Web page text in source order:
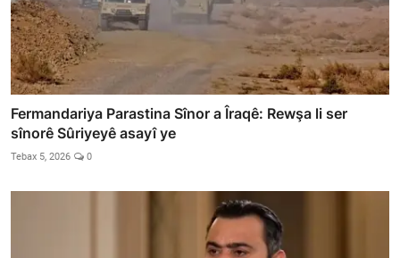
Fermandariya Parastina Sînor a Îraqê: Rewşa li ser
sînorê Sûriyeyê asayî ye
Tebax 5, 2026 0